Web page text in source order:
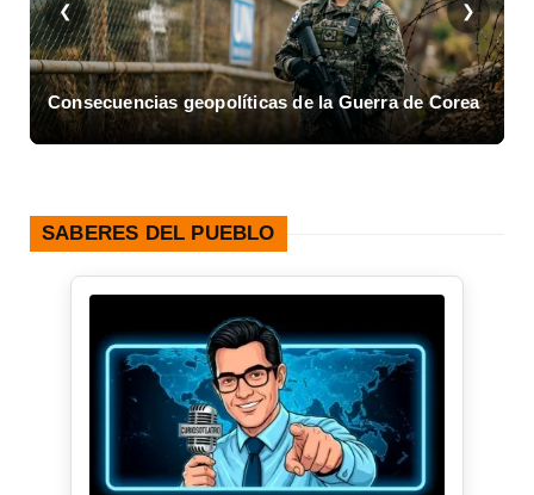
❮
Consecuencias geopolíticas de la Guerra de Corea
❯
SABERES DEL PUEBLO